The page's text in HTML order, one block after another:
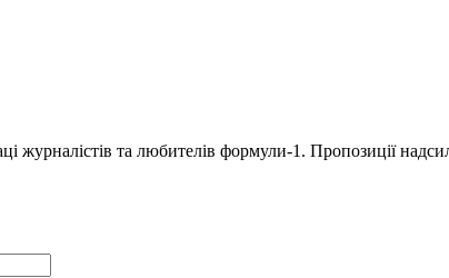
журналістів та любителів формули-1. Пропозиції